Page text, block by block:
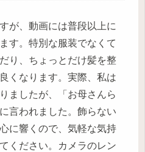
が、動画には普段以上に
す。特別な服装でなくて
り、ちょっとだけ髪を整
くなります。実際、私は
ましたが、「お母さんら
言われました。飾らない
に響くので、気軽な気持
ください。カメラのレン